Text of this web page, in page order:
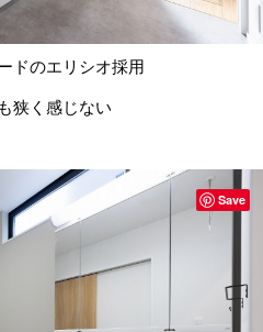
ドのエリシオ採用
狭く感じない
Save